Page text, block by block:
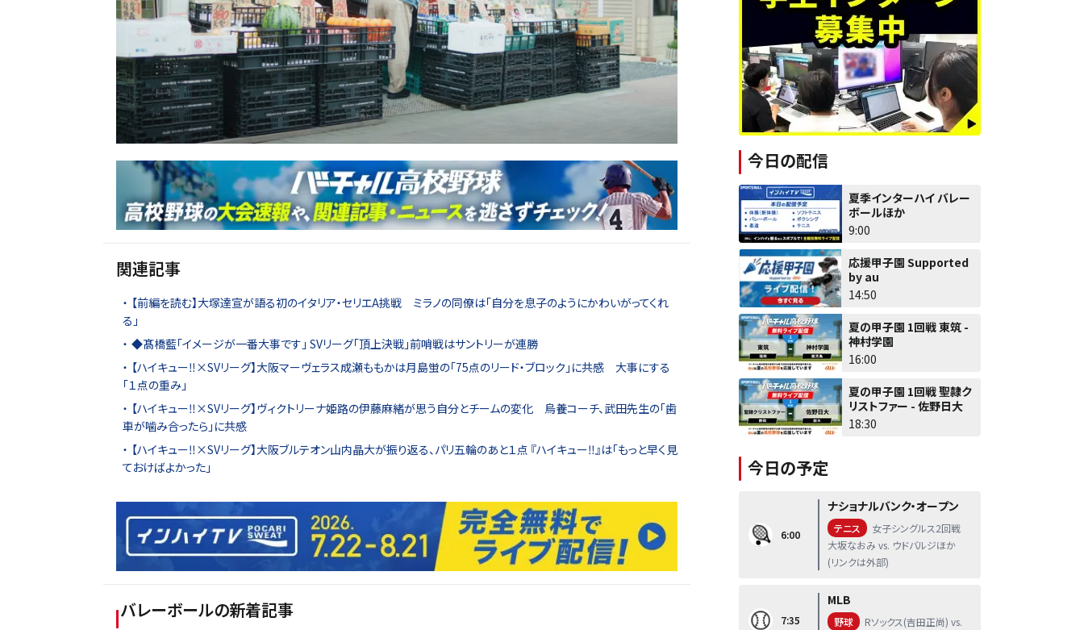
関連記事
【前編を読む】大塚達宣が語る初のイタリア・セリエA挑戦 ミラノの同僚は「自分を息子のようにかわいがってくれ
る」
◆髙橋藍「イメージが一番大事です」 SVリーグ「頂上決戦」前哨戦はサントリーが連勝
【ハイキュー‼×SVリーグ】大阪マーヴェラス成瀬ももかは月島蛍の「75点のリード・ブロック」に共感 大事にする
「１点の重み」
【ハイキュー‼×SVリーグ】ヴィクトリーナ姫路の伊藤麻緒が思う自分とチームの変化 烏養コーチ、武田先生の「歯
車が噛み合ったら」に共感
【ハイキュー‼×SVリーグ】大阪ブルテオン山内晶大が振り返る、パリ五輪のあと１点 『ハイキュー‼』は「もっと早く見
ておけばよかった」
バレーボールの新着記事
今日の配信
夏季インターハイ バレー
ボールほか
9:00
応援甲子園 Supported
by au
14:50
夏の甲子園 1回戦 東筑 -
神村学園
16:00
夏の甲子園 1回戦 聖隷ク
リストファー - 佐野日大
18:30
今日の予定
6:00
ナショナルバンク・オープン
テニス
女子シングルス2回戦
大坂なおみ vs. ウドバルジほか
(リンクは外部)
7:35
MLB
野球
Rソックス(吉田正尚) vs.